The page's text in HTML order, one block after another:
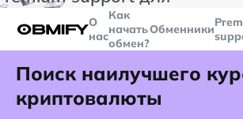
больше
$5000
О
нас
Как
начать
обмен?
Обменники
Поиск наилучшего
криптовалюты